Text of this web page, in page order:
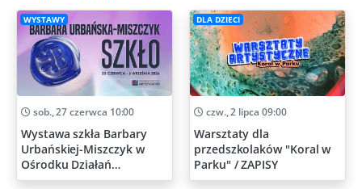
WYSTAWY
sob., 27 czerwca 10:00
Wystawa szkła Barbary
Urbańskiej-Miszczyk w
Ośrodku Działań
Artystycznych
DLA DZIECI
czw., 2 lipca 09:00
Warsztaty dla
przedszkolaków "Koral w
Parku" / ZAPISY